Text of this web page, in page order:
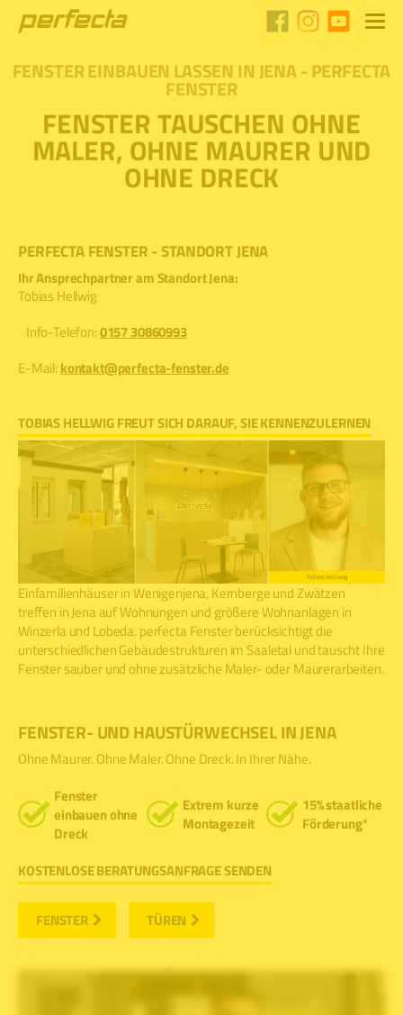
FENSTER EINBAUEN LASSEN IN JENA - PERFECTA
FENSTER
FENSTER TAUSCHEN OHNE
MALER, OHNE MAURER UND
OHNE DRECK
PERFECTA FENSTER - STANDORT JENA
Ihr Ansprechpartner am Standort Jena:
Tobias Hellwig
Info-Telefon:0157 30860993
E-Mail: kontakt@perfecta-fenster.de
TOBIAS HELLWIG FREUT SICH DARAUF, SIE KENNENZULERNEN
Einfamilienhäuser in Wenigenjena, Kernberge und Zwätzen
treffen in Jena auf Wohnungen und größere Wohnanlagen in
Winzerla und Lobeda. perfecta Fenster berücksichtigt die
unterschiedlichen Gebäudestrukturen im Saaletal und tauscht Ihre
Fenster sauber und ohne zusätzliche Maler- oder Maurerarbeiten.
FENSTER- UND HAUSTÜRWECHSEL IN JENA
Ohne Maurer. Ohne Maler. Ohne Dreck. In Ihrer Nähe.
Fenster
einbauen ohne
Dreck
Extrem kurze
Montagezeit
15% staatliche
Förderung*
KOSTENLOSE BERATUNGSANFRAGE SENDEN
FENSTER TÜREN